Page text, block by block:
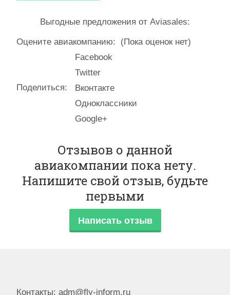
Выгодные предложения от Aviasales:
Оцените авиакомпанию: (Пока оценок нет)
Поделиться:
Facebook
Twitter
Вконтакте
Одноклассники
Google+
Отзывов о данной
авиакомпании пока нету.
Напишите свой отзыв, будьте
первыми
Написать отзыв
Контакты: adm@fly-inform.ru